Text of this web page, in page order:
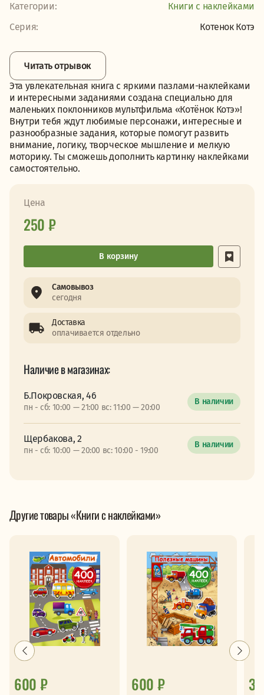
Категории:
Книги с наклейками
Серия:
Котенок Котэ
Читать отрывок
Эта увлекательная книга с яркими пазлами-наклейками
и интересными заданиями создана специально для
маленьких поклонников мультфильма «Котёнок Котэ»!
Внутри тебя ждут любимые персонажи, интересные и
разнообразные задания, которые помогут развить
внимание, логику, творческое мышление и мелкую
моторику. Ты сможешь дополнить картинку наклейками
самостоятельно.
Цена
250 ₽
В корзину
Самовывоз
сегодня
Доставка
оплачивается отдельно
Наличие в магазинах:
Б.Покровская, 46
пн - сб: 10:00 — 21:00 вс: 11:00 — 20:00
В наличии
Щербакова, 2
пн - сб: 10:00 — 20:00 вс: 10:00 - 19:00
В наличии
Другие товары «Книги с наклейками»
600 ₽ 600 ₽